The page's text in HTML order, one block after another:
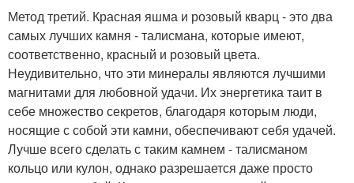
Метод третий. Красная яшма и розовый кварц - это два
самых лучших камня - талисмана, которые имеют,
соответственно, красный и розовый цвета.
Неудивительно, что эти минералы являются лучшими
магнитами для любовной удачи. Их энергетика таит в
себе множество секретов, благодаря которым люди,
носящие с собой эти камни, обеспечивают себя удачей.
Лучше всего сделать с таким камнем - талисманом
кольцо или кулон, однако разрешается даже просто